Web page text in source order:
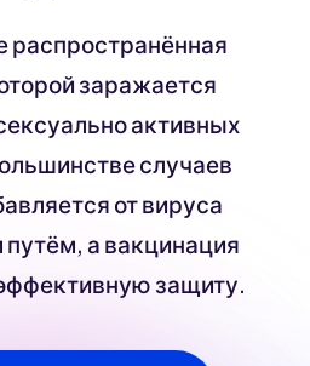
заражается
активных
случаев
от вируса
а вакцинация
защиту.